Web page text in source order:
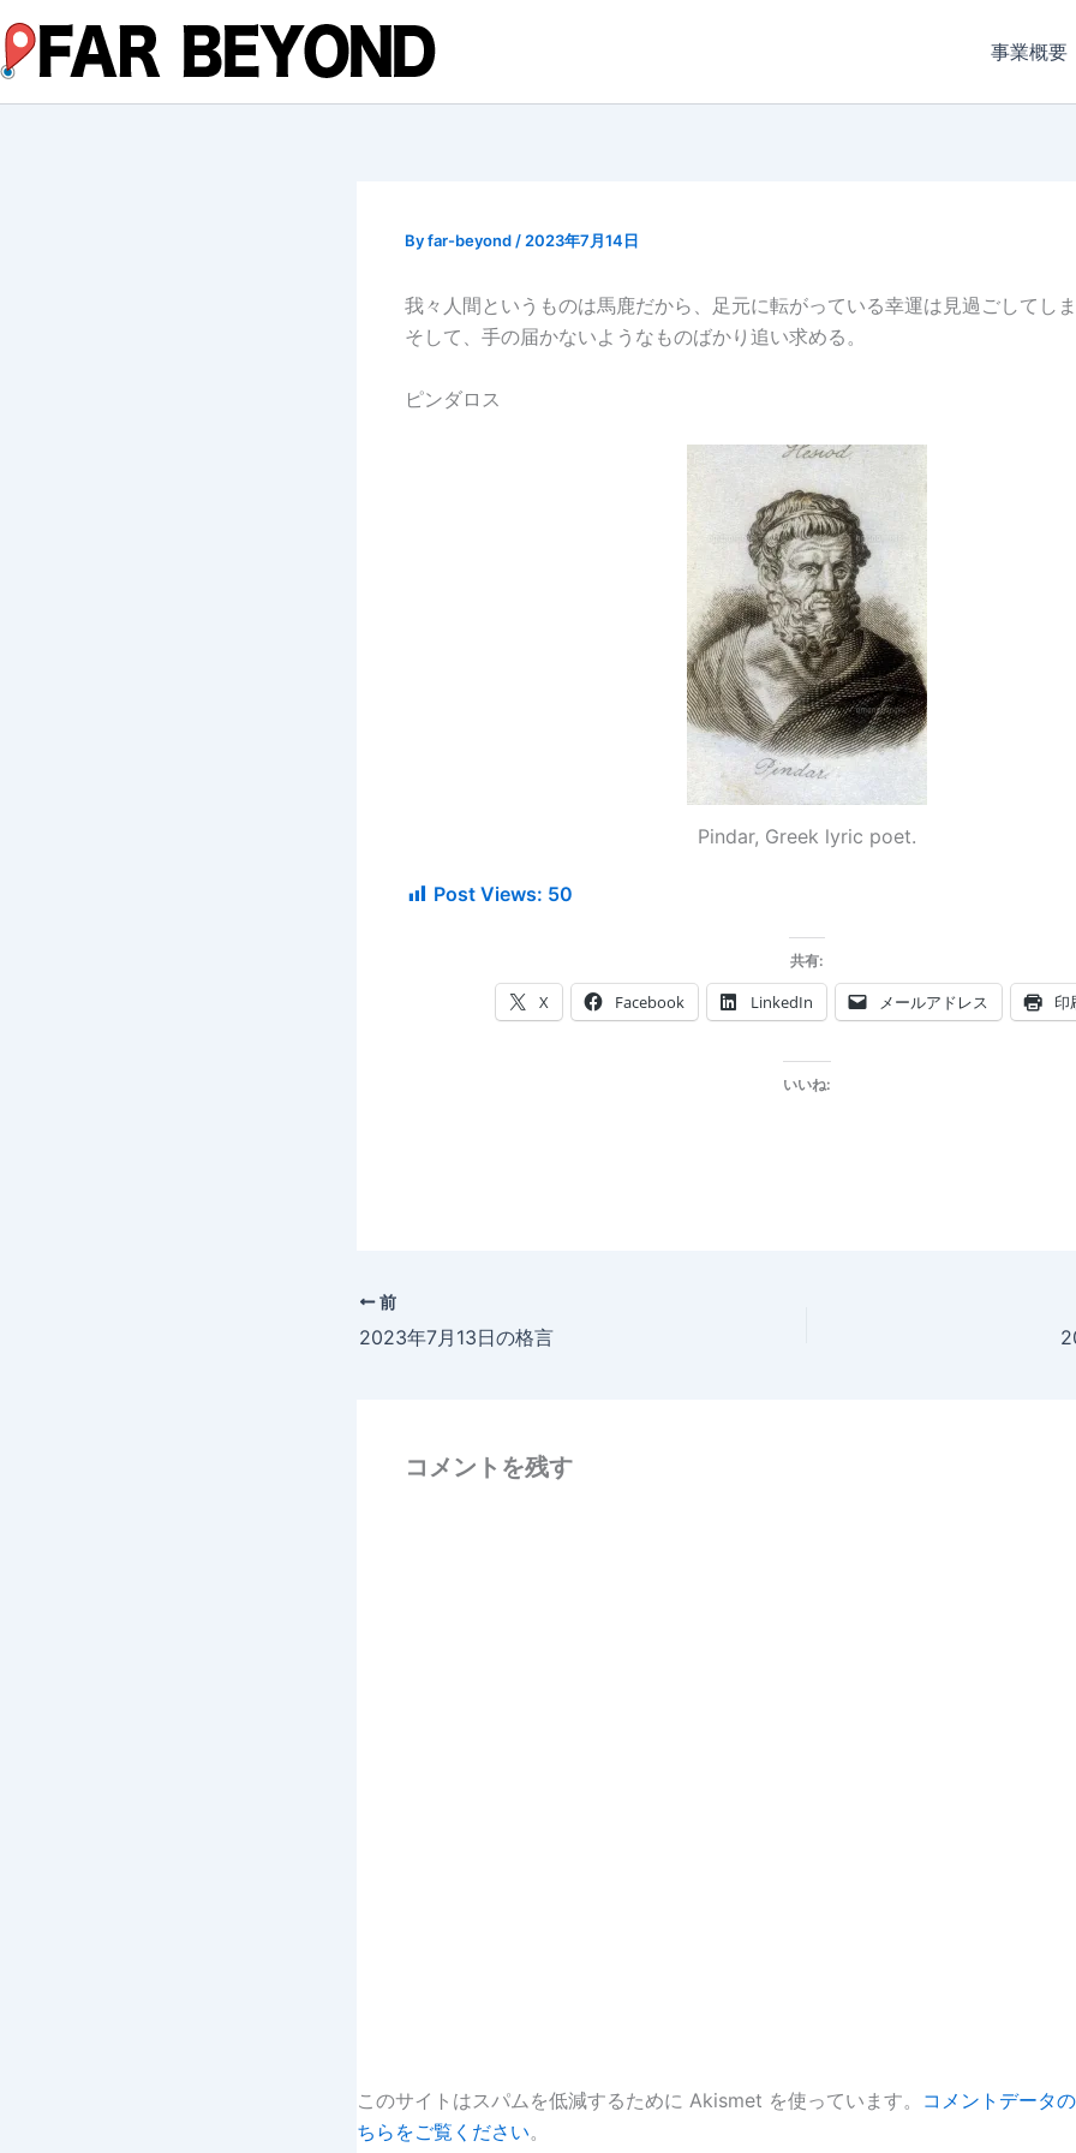
容
を
ス
事業概要
Byfar-beyond / 2023年7月14日
我々人間というものは馬鹿だから、足元に転がっている幸運は見過ごしてし
そして、手の届かないようなものばかり追い求める。
ピンダロス
Pindar, Greek lyric poet.
Post Views: 50
共有:
X Facebook LinkedIn メールアドレス 印
いいね:
前
2023年7月13日の格言
コメントを残す
このサイトはスパムを低減するために Akismet を使っています。 コメントデータ
ちらをご覧ください。